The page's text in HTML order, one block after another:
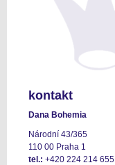
kontakt
Dana Bohemia
Národní 43/365
110 00 Praha 1
tel.: +420 224 214 655